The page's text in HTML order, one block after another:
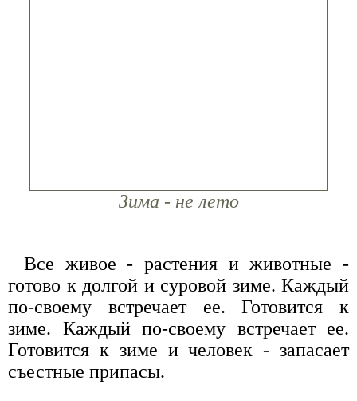
Зима - не лето
Все живое - растения и животные -
готово к долгой и суровой зиме. Каждый
по-своему встречает ее. Готовится к
зиме. Каждый по-своему встречает ее.
Готовится к зиме и человек - запасает
съестные припасы.